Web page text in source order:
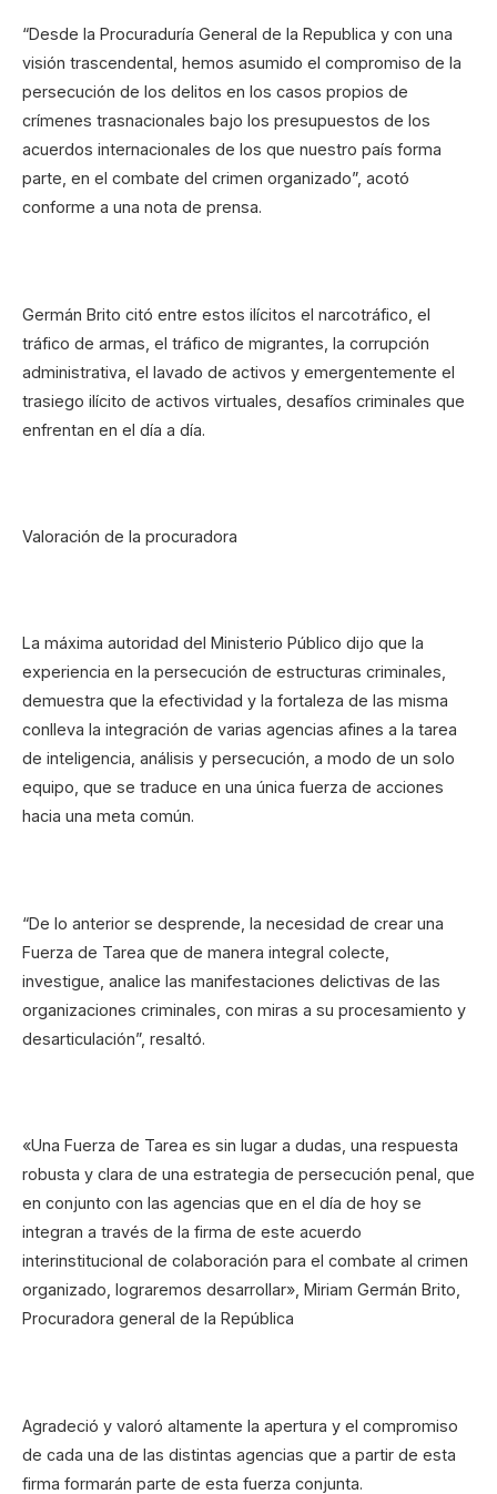
“Desde la Procuraduría General de la Republica y con una
visión trascendental, hemos asumido el compromiso de la
persecución de los delitos en los casos propios de
crímenes trasnacionales bajo los presupuestos de los
acuerdos internacionales de los que nuestro país forma
parte, en el combate del crimen organizado”, acotó
conforme a una nota de prensa.
Germán Brito citó entre estos ilícitos el narcotráfico, el
tráfico de armas, el tráfico de migrantes, la corrupción
administrativa, el lavado de activos y emergentemente el
trasiego ilícito de activos virtuales, desafíos criminales que
enfrentan en el día a día.
Valoración de la procuradora
La máxima autoridad del Ministerio Público dijo que la
experiencia en la persecución de estructuras criminales,
demuestra que la efectividad y la fortaleza de las misma
conlleva la integración de varias agencias afines a la tarea
de inteligencia, análisis y persecución, a modo de un solo
equipo, que se traduce en una única fuerza de acciones
hacia una meta común.
“De lo anterior se desprende, la necesidad de crear una
Fuerza de Tarea que de manera integral colecte,
investigue, analice las manifestaciones delictivas de las
organizaciones criminales, con miras a su procesamiento y
desarticulación”, resaltó.
«Una Fuerza de Tarea es sin lugar a dudas, una respuesta
robusta y clara de una estrategia de persecución penal, que
en conjunto con las agencias que en el día de hoy se
integran a través de la firma de este acuerdo
interinstitucional de colaboración para el combate al crimen
organizado, lograremos desarrollar», Miriam Germán Brito,
Procuradora general de la República
Agradeció y valoró altamente la apertura y el compromiso
de cada una de las distintas agencias que a partir de esta
firma formarán parte de esta fuerza conjunta.